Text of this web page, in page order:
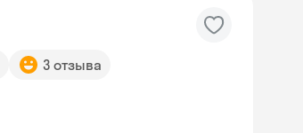
3 отзыва